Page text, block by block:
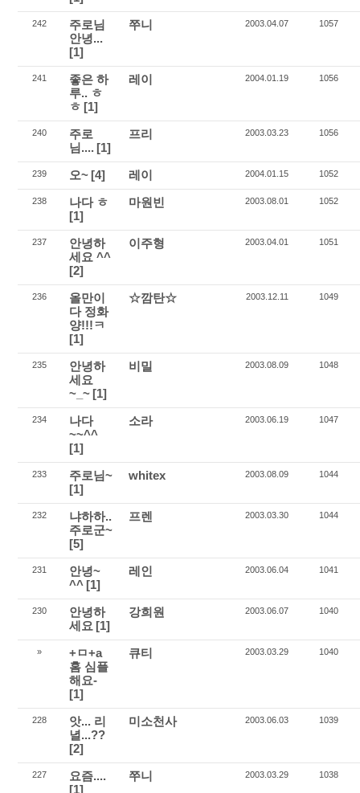
242
주로님
안녕...
[1]
쭈니 2003.04.07 1057
241
좋은 하
루.. ㅎ
ㅎ [1]
레이 2004.01.19 1056
240
주로
님.... [1]
프리 2003.03.23 1056
239 오~ [4] 레이 2004.01.15 1052
238
나다 ㅎ
[1]
마원빈 2003.08.01 1052
237
안녕하
세요 ^^
[2]
이주형 2003.04.01 1051
236
올만이
다 정화
양!!!ㅋ
[1]
☆깜탄☆ 2003.12.11 1049
235
안녕하
세요
~_~ [1]
비밀 2003.08.09 1048
234
나다
~~^^
[1]
소라 2003.06.19 1047
233
주로님~
[1]
whitex 2003.08.09 1044
232
냐하하..
주로군~
[5]
프렌 2003.03.30 1044
231
안녕~
^^ [1]
레인 2003.06.04 1041
230
안녕하
세요 [1]
강희원 2003.06.07 1040
»
+ㅁ+a
홈 심플
해요-
[1]
큐티 2003.03.29 1040
228
앗... 리
녈...??
[2]
미소천사 2003.06.03 1039
227
요즘....
[1]
쭈니 2003.03.29 1038